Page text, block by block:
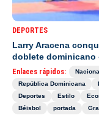
DEPORTES
Larry Aracena
doblete dominicano
Enlaces rápidos:
República Dominicana
Deportes
Estilo
Béisbol
portada